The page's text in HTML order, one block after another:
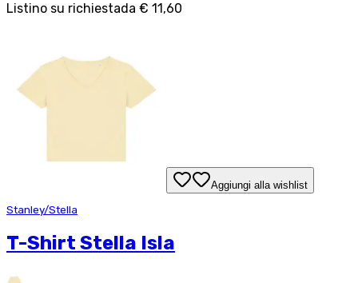
Listino su richiestada € 11,60
Aggiungi alla wishlist
Stanley/Stella
T-Shirt Stella Isla